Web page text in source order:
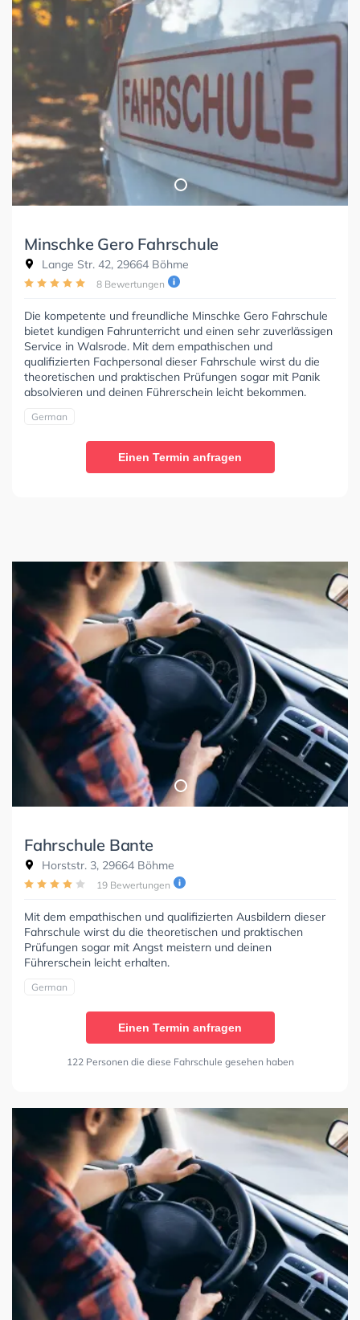
Minschke Gero Fahrschule
Lange Str. 42, 29664 Böhme
8 Bewertungen
Die kompetente und freundliche Minschke Gero Fahrschule
bietet kundigen Fahrunterricht und einen sehr zuverlässigen
Service in Walsrode. Mit dem empathischen und
qualifizierten Fachpersonal dieser Fahrschule wirst du die
theoretischen und praktischen Prüfungen sogar mit Panik
absolvieren und deinen Führerschein leicht bekommen.
German
Einen Termin anfragen
Fahrschule Bante
Horststr. 3, 29664 Böhme
19 Bewertungen
Mit dem empathischen und qualifizierten Ausbildern dieser
Fahrschule wirst du die theoretischen und praktischen
Prüfungen sogar mit Angst meistern und deinen
Führerschein leicht erhalten.
German
Einen Termin anfragen
122 Personen die diese Fahrschule gesehen haben